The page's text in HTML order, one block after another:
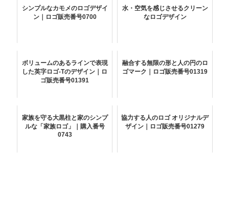
シンプルなカモメのロゴデザイ
ン｜ロゴ販売番号0700
水・空気を感じさせるクリーン
なロゴデザイン
ボリュームのあるラインで表現
した英字ロゴ-Tのデザイン｜ロ
ゴ販売番号01391
融合する無限の形と人の円のロ
ゴマーク｜ロゴ販売番号01319
家族を守る大黒柱と家のシンプ
ルな「家族ロゴ」｜購入番号
0743
協力する人のロゴ オリジナルデ
ザイン｜ロゴ販売番号01279